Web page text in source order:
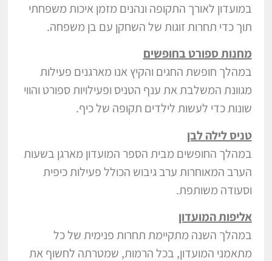
במועדון לאורך התקופה ונהנים מזמן איכות משפחתי
תוך כדי תחרות זוגות של השחקן עם בן משפחה.
מחנות ספורט בחופשים
במהלך חופשת החגים והקיץ אנו מארגנים פעילות
מגוונת המשלבת את ענף הטניס ופעילויות ספורט והווי
שונות כדי לעשות לילדים תקופה של כיף.
טניס לילה לבן
במהלך החופשים מבית הספר המועדון מארגן בשעות
הערב המאוחרות ערב גיבוש הכולל פעילות כיפית
וסעודה משותפת.
אליפות המועדון
במהלך השנה מתקיימת תחרות פנימית של כל
מתאמני המועדון, בכל הרמות, שמטרתה לחשוף את